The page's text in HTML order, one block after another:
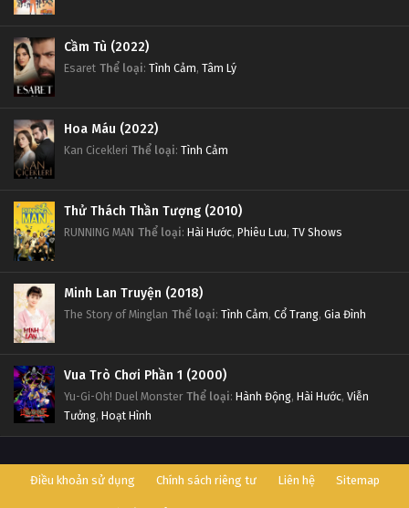
Cầm Tù (2022)
Esaret Thể loại: Tình Cảm, Tâm Lý
Hoa Máu (2022)
Kan Cicekleri Thể loại: Tình Cảm
Thử Thách Thần Tượng (2010)
RUNNING MAN Thể loại: Hài Hước, Phiêu Lưu, TV Shows
Minh Lan Truyện (2018)
The Story of Minglan Thể loại: Tình Cảm, Cổ Trang, Gia Đình
Vua Trò Chơi Phần 1 (2000)
Yu-Gi-Oh! Duel Monster Thể loại: Hành Động, Hài Hước, Viễn
Tưởng, Hoạt Hình
Điều khoản sử dụng Chính sách riêng tư Liên hệ Sitemap